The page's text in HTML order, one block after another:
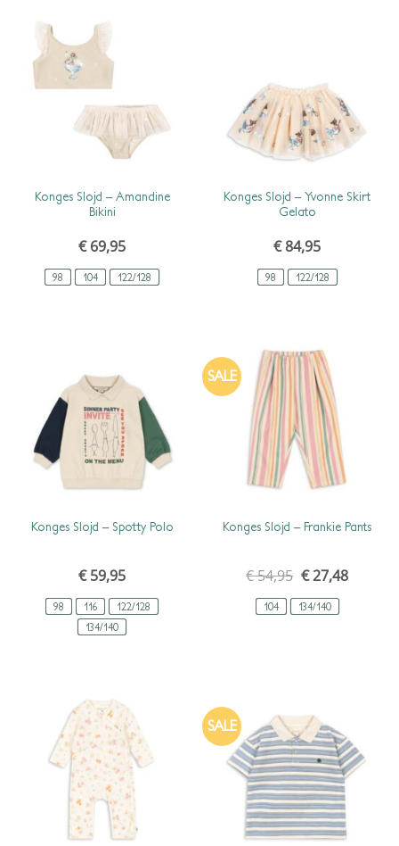
98 104 122/128
Konges Slojd – Amandine
Bikini
€69,95
98 122/128
Konges Slojd – Yvonne Skirt
Gelato
€84,95
98 116
122/128
134/140
Konges Slojd – Spotty Polo
€59,95
SALE
104 134/140
Konges Slojd – Frankie Pants
€54,95 ursprünglicher
preis
war:
€ 54,95
€27,48aktueller
preis
SALE